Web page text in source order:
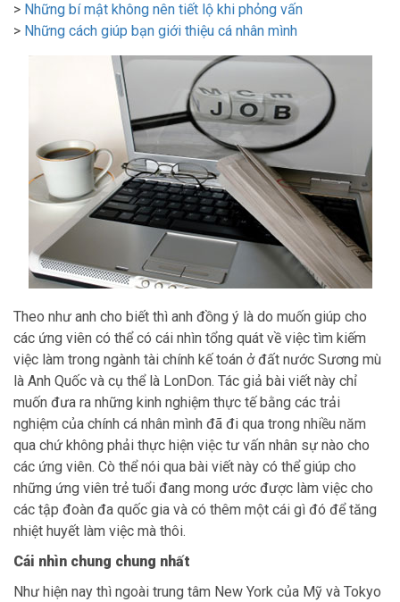
> Những bí mật không nên tiết lộ khi phỏng vấn
> Những cách giúp bạn giới thiệu cá nhân mình
Theo như anh cho biết thì anh đồng ý là do muốn giúp cho
các ứng viên có thể có cái nhìn tổng quát về việc tìm kiếm
việc làm trong ngành tài chính kế toán ở đất nước Sương mù
là Anh Quốc và cụ thể là LonDon. Tác giả bài viết này chỉ
muốn đưa ra những kinh nghiệm thực tế bằng các trải
nghiệm của chính cá nhân mình đã đi qua trong nhiều năm
qua chứ không phải thực hiện việc tư vấn nhân sự nào cho
các ứng viên. Cò thể nói qua bài viết này có thể giúp cho
những ứng viên trẻ tuổi đang mong ước được làm việc cho
các tập đoàn đa quốc gia và có thêm một cái gì đó để tăng
nhiệt huyết làm việc mà thôi.
Cái nhìn chung chung nhất
Như hiện nay thì ngoài trung tâm New York của Mỹ và Tokyo